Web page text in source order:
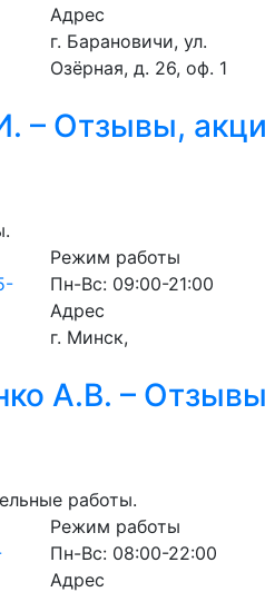
Адрес
г. Барановичи, ул.
Озёрная, д. 26, оф. 1
– Отзывы,
Режим работы
Пн-Вс: 09:00-21:00
Адрес
г. Минск,
А.В. –
работы.
Режим работы
Пн-Вс: 08:00-22:00
Адрес